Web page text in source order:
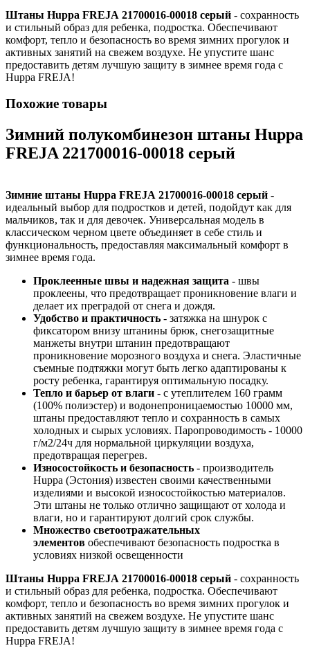
Штаны Huppa FREJA 21700016-00018 серый - сохранность
и стильный образ для ребенка, подростка. Обеспечивают
комфорт, тепло и безопасность во время зимних прогулок и
активных занятий на свежем воздухе. Не упустите шанс
предоставить детям лучшую защиту в зимнее время года с
Huppa FREJA!
Похожие товары
Зимний полукомбинезон штаны Huppa
FREJA 221700016-00018 серый
Зимние штаны Huppa FREJA 21700016-00018 серый -
идеальный выбор для подростков и детей, подойдут как для
мальчиков, так и для девочек. Универсальная модель в
классическом черном цвете объединяет в себе стиль и
функциональность, предоставляя максимальный комфорт в
зимнее время года.
Проклеенные швы и надежная защита - швы
проклеены, что предотвращает проникновение влаги и
делает их преградой от снега и дождя.
Удобство и практичность - затяжка на шнурок с
фиксатором внизу штанины брюк, снегозащитные
манжеты внутри штанин предотвращают
проникновение морозного воздуха и снега. Эластичные
съемные подтяжки могут быть легко адаптированы к
росту ребенка, гарантируя оптимальную посадку.
Тепло и барьер от влаги - с утеплителем 160 грамм
(100% полиэстер) и водонепроницаемостью 10000 мм,
штаны предоставляют тепло и сохранность в самых
холодных и сырых условиях. Паропроводимость - 10000
г/м2/24ч для нормальной циркуляции воздуха,
предотвращая перегрев.
Износостойкость и безопасность - производитель
Huppa (Эстония) известен своими качественными
изделиями и высокой износостойкостью материалов.
Эти штаны не только отлично защищают от холода и
влаги, но и гарантируют долгий срок службы.
Множество светоотражательных
элементов обеспечивают безопасность подростка в
условиях низкой освещенности
Штаны Huppa FREJA 21700016-00018 серый - сохранность
и стильный образ для ребенка, подростка. Обеспечивают
комфорт, тепло и безопасность во время зимних прогулок и
активных занятий на свежем воздухе. Не упустите шанс
предоставить детям лучшую защиту в зимнее время года с
Huppa FREJA!